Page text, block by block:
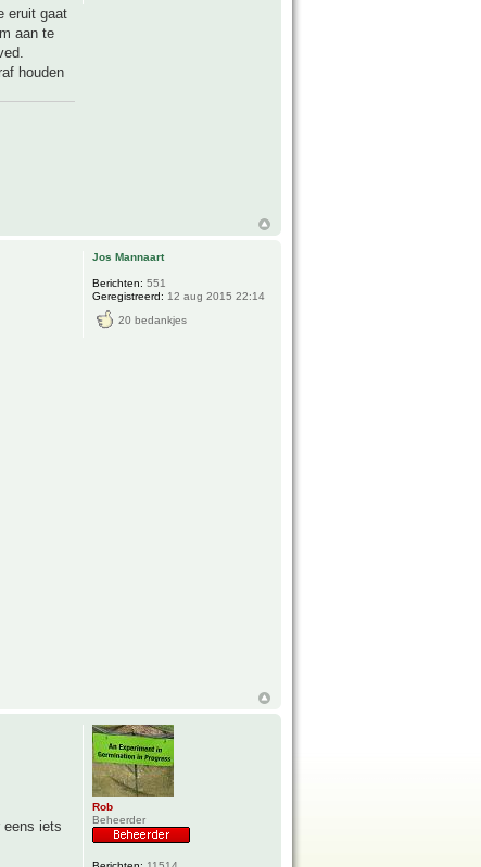
eruit gaat
aan te
houden
Jos Mannaart
Berichten: 551
Geregistreerd: 12 aug 2015 22:14
20 bedankjes
eens iets
Rob
Beheerder